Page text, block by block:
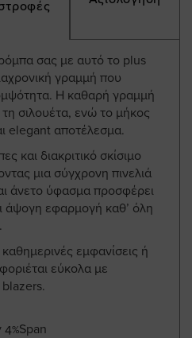
σας με αυτό το plus
γραμμή που
Η καθαρή γραμμή
σιλουέτα, ενώ το μήκος
elegant αποτέλεσμα.
και διακριτικό σκίσιμο
μια σύγχρονη πινελιά
άνετο ύφασμα προσφέρει
άψογη εφαρμογή καθ’ όλη
εμφανίσεις ή
εύκολα με
4%Span